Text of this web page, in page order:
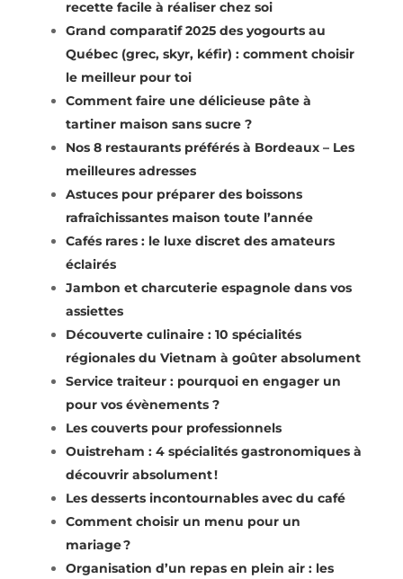
recette facile à réaliser chez soi
Grand comparatif 2025 des yogourts au
Québec (grec, skyr, kéfir) : comment choisir
le meilleur pour toi
Comment faire une délicieuse pâte à
tartiner maison sans sucre ?
Nos 8 restaurants préférés à Bordeaux – Les
meilleures adresses
Astuces pour préparer des boissons
rafraîchissantes maison toute l’année
Cafés rares : le luxe discret des amateurs
éclairés
Jambon et charcuterie espagnole dans vos
assiettes
Découverte culinaire : 10 spécialités
régionales du Vietnam à goûter absolument
Service traiteur : pourquoi en engager un
pour vos évènements ?
Les couverts pour professionnels
Ouistreham : 4 spécialités gastronomiques à
découvrir absolument !
Les desserts incontournables avec du café
Comment choisir un menu pour un
mariage ?
Organisation d’un repas en plein air : les